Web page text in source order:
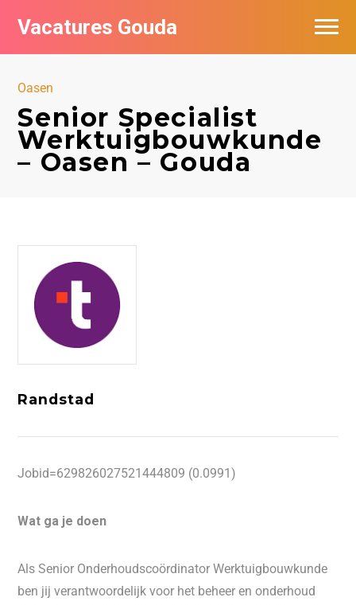
Vacatures Gouda
Oasen
Senior Specialist
Werktuigbouwkunde
– Oasen – Gouda
Randstad
Jobid=629826027521444809 (0.0991)
Wat ga je doen
Als Senior Onderhoudscoördinator Werktuigbouwkunde
ben jij verantwoordelijk voor het beheer en onderhoud
Vacatures per bedrijf in Gouda